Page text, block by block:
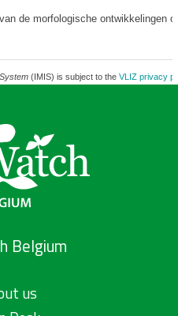
de morfologische ontwikkelingen
(IMIS) is subject to the VLIZ privacy
Belgium
us